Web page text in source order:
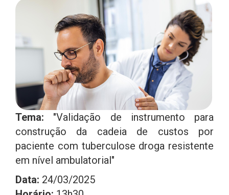
Tema: "Validação de instrumento para
construção da cadeia de custos por
paciente com tuberculose droga resistente
em nível ambulatorial"
Data: 24/03/2025